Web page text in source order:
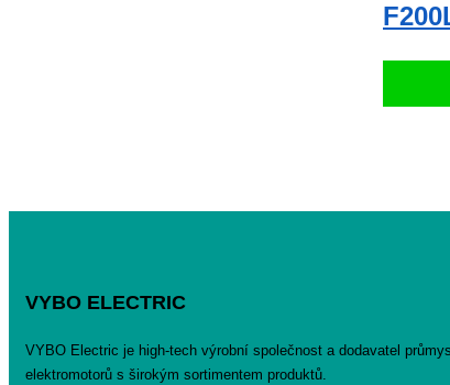
VYBO ELECTRIC
VYBO Electric je high-tech výrobní společnost a dodavatel
elektromotorů s širokým sortimentem produktů.